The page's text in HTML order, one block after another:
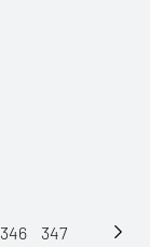
346 347